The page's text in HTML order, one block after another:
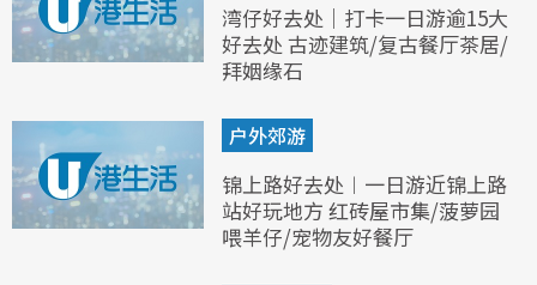
湾仔好去处｜打卡一日游逾15大
好去处 古迹建筑/复古餐厅茶居/
拜姻缘石
户外郊游
锦上路好去处︱一日游近锦上路
站好玩地方 红砖屋市集/菠萝园
喂羊仔/宠物友好餐厅